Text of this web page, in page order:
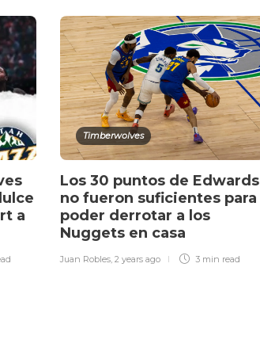
a
Timberwolves
Los 30 puntos de Edwards
no fueron suficientes para
poder derrotar a los
Nuggets en casa
Juan Robles, 2 years ago 3 min read